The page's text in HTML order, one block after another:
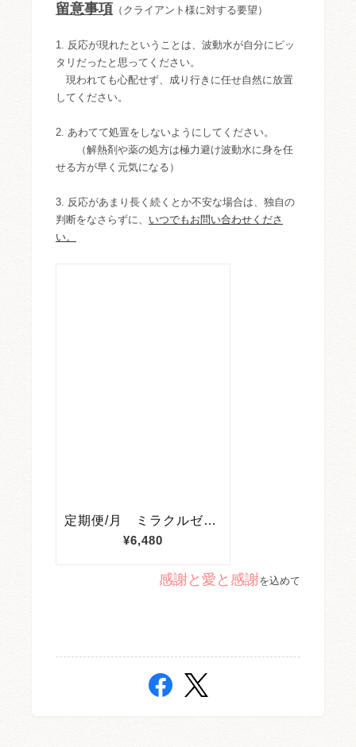
留意事項 （クライアント様に対する要望）
1. 反応が現れたということは、波動水が自分にピッ
タリだったと思ってください。
現われても心配せず、成り行きに任せ自然に放置
してください。
2. あわてて処置をしないようにしてください。
（解熱剤や薬の処方は極力避け波動水に身を任
せる方が早く元気になる）
3. 反応があまり長く続くとか不安な場合は、独自の
判断をなさらずに、 いつでもお問い合わせくださ
い。
感謝と愛と感謝を込めて